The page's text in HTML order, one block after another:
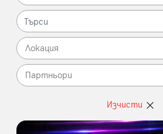
Локация
Партньори
Изчисти